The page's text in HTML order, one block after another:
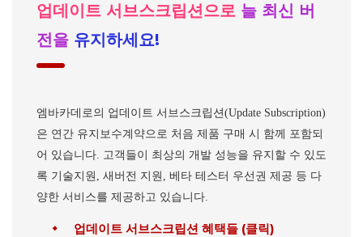
업데이트 서브스크립션으로 늘 최신 버
전을 유지하세요!
엠바카데로의 업데이트 서브스크립션(Update Subscription)
은 연간 유지보수계약으로 처음 제품 구매 시 함께 포함되
어 있습니다. 고객들이 최상의 개발 성능을 유지할 수 있도
록 기술지원, 새버전 지원, 베타 테스터 우선권 제공 등 다
양한 서비스를 제공하고 있습니다.
업데이트 서브스크립션 혜택들 (클릭)